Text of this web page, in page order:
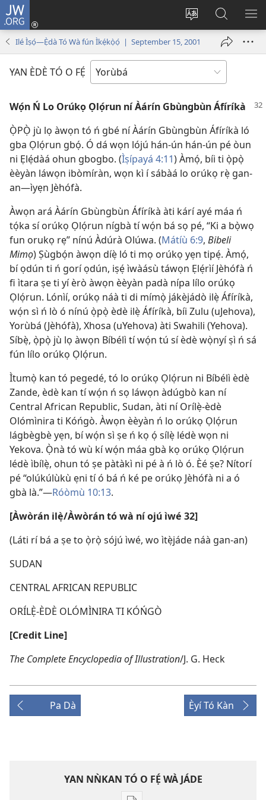
JW.ORG
Yí
èdè
pa
Wọlé
(opens
window)
Wa
JW.ORG
Ilé Ìṣọ́—Ẹ̀dà Tó Wà fún Ìkẹ́kọ̀ọ́ | September 15, 2001
YAN ÈDÈ TÓ O FẸ́
Wọ́n Ń Lo Orúkọ Ọlọ́run ní Àárín Gbùngbùn Áfíríkà
Ọ̀PỌ̀ jù lọ àwọn tó ń gbé ní Àárín Gbùngbùn Áfíríkà ló
gba Ọlọ́run gbọ́. Ó dá wọn lójú hán-ún hán-ún pé òun
ni Ẹlẹ́dàá ohun gbogbo. (Ìṣípayá 4:11) Àmọ́, bíi ti ọ̀pọ̀
èèyàn láwọn ibòmíràn, wọn kì í sábàá lo orúkọ rẹ̀ gan-
an—ìyẹn Jèhófà.
Àwọn ará Àárín Gbùngbùn Áfíríkà àti kárí ayé máa ń
tọ́ka sí orúkọ Ọlọ́run nígbà tí wọ́n bá sọ pé, “Ki a bọ̀wọ
fun orukọ rẹ” nínú Àdúrà Olúwa. (Mátíù 6:9, Bibeli
Mimọ) Ṣùgbọ́n àwọn díẹ̀ ló ti mọ orúkọ yẹn tipẹ́. Àmọ́,
bí ọdún ti ń gorí ọdún, iṣẹ́ ìwàásù táwọn Ẹlẹ́rìí Jèhófà ń
fi ìtara ṣe ti yí èrò àwọn èèyàn padà nípa lílo orúkọ
Ọlọ́run. Lónìí, orúkọ náà ti di mímọ̀ jákèjádò ilẹ̀ Áfíríkà,
wọ́n sì ń lò ó nínú ọ̀pọ̀ èdè ilẹ̀ Áfíríkà, bíi Zulu (uJehova),
Yorùbá (Jèhófà), Xhosa (uYehova) àti Swahili (Yehova).
Síbẹ̀, ọ̀pọ̀ jù lọ àwọn Bíbélì tí wọ́n tú sí èdè wọ̀nyí ṣì ń sá
fún lílo orúkọ Ọlọ́run.
Ìtumọ̀ kan tó pegedé, tó lo orúkọ Ọlọ́run ni Bíbélì èdè
Zande, èdè kan tí wọ́n ń sọ láwọn àdúgbò kan ní
Central African Republic, Sudan, àti ní Orílẹ̀-èdè
Olómìnira ti Kóńgò. Àwọn èèyàn ń lo orúkọ Ọlọ́run
lágbègbè yẹn, bí wọ́n sì ṣe ń kọ ọ́ sílẹ̀ lédè wọn ni
Yekova. Ọ̀nà tó wù kí wọ́n máa gbà kọ orúkọ Ọlọ́run
lédè ìbílẹ̀, ohun tó ṣe pàtàkì ni pé à ń lò ó. Èé ṣe? Nítorí
pé “olúkúlùkù ẹni tí ó bá ń ké pe orúkọ Jèhófà ni a ó
gbà là.”—Róòmù 10:13.
[Àwòrán ilẹ̀/Àwòrán tó wà ní ojú ìwé 32]
(Láti rí bá a ṣe to ọ̀rọ̀ sójú ìwé, wo ìtẹ̀jáde náà gan-an)
SUDAN
CENTRAL AFRICAN REPUBLIC
ORÍLẸ̀-ÈDÈ OLÓMÌNIRA TI KÓŃGÒ
[Credit Line]
The Complete Encyclopedia of Illustration/J. G. Heck
Pa Dà Èyí Tó Kàn
YAN NǸKAN TÓ O FẸ́ WÀ JÁDE